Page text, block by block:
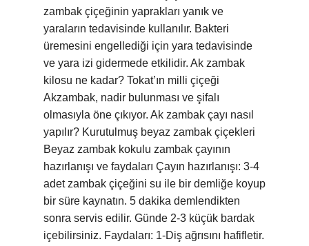
zambak çiçeğinin yaprakları yanık ve
yaraların tedavisinde kullanılır. Bakteri
üremesini engellediği için yara tedavisinde
ve yara izi gidermede etkilidir. Ak zambak
kilosu ne kadar? Tokat’ın milli çiçeği
Akzambak, nadir bulunması ve şifalı
olmasıyla öne çıkıyor. Ak zambak çayı nasıl
yapılır? Kurutulmuş beyaz zambak çiçekleri
Beyaz zambak kokulu zambak çayının
hazırlanışı ve faydaları Çayın hazırlanışı: 3-4
adet zambak çiçeğini su ile bir demliğe koyup
bir süre kaynatın. 5 dakika demlendikten
sonra servis edilir. Günde 2-3 küçük bardak
içebilirsiniz. Faydaları: 1-Diş ağrısını hafifletir.